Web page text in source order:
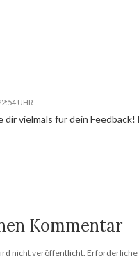
UHR
dir vielmals für dein Feedback!
Kommentar
nicht veröffentlicht. Erforderliche